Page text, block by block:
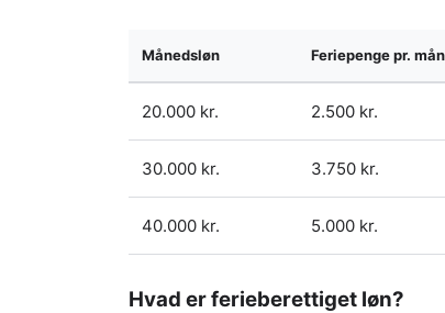
Månedsløn Feriepenge pr.
20.000 kr. 2.500 kr.
30.000 kr. 3.750 kr.
40.000 kr. 5.000 kr.
Hvad er ferieberettiget løn?